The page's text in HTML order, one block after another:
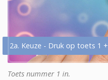
2a. Keuze - Druk op toets 1 +
Toets nummer 1 in.